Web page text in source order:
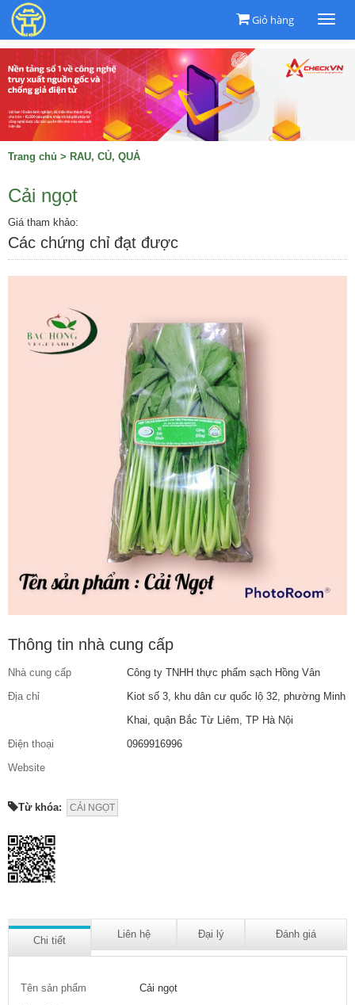
Giỏ hàng
Trang chủ > RAU, CỦ, QUẢ
Cải ngọt
Giá tham khảo:
Các chứng chỉ đạt được
Thông tin nhà cung cấp
Nhà cung cấp
Công ty TNHH thực phẩm sạch Hồng Vân
Địa chỉ
Kiot số 3, khu dân cư quốc lộ 32, phường Minh
Khai, quận Bắc Từ Liêm, TP Hà Nội
Điện thoại
0969916996
Website
Từ khóa: CẢI NGỌT
Chi tiết
Liên hệ Đại lý Đánh giá
Tên sản phẩm
Cải ngọt